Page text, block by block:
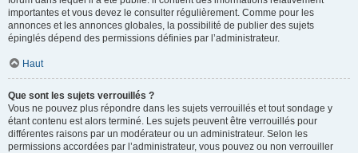
importantes et vous devez le consulter régulièrement. Comme pour les
annonces et les annonces globales, la possibilité de publier des sujets
épinglés dépend des permissions définies par l’administrateur.
Haut
Que sont les sujets verrouillés ?
Vous ne pouvez plus répondre dans les sujets verrouillés et tout sondage y
étant contenu est alors terminé. Les sujets peuvent être verrouillés pour
différentes raisons par un modérateur ou un administrateur. Selon les
permissions accordées par l’administrateur, vous pouvez ou non verrouiller